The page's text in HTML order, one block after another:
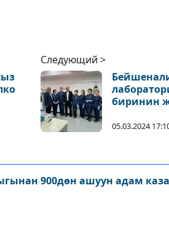
Следующий >
биринин
жүргүздү
05.03.2024
900дөн ашуун адам